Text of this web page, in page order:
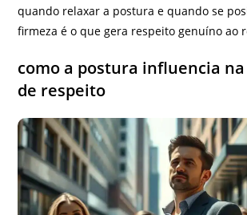
quando relaxar a postura e quando se
firmeza é o que gera respeito genuíno ao
como a postura influencia
de respeito